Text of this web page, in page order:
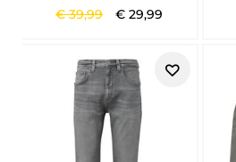
€39,99 €29,99